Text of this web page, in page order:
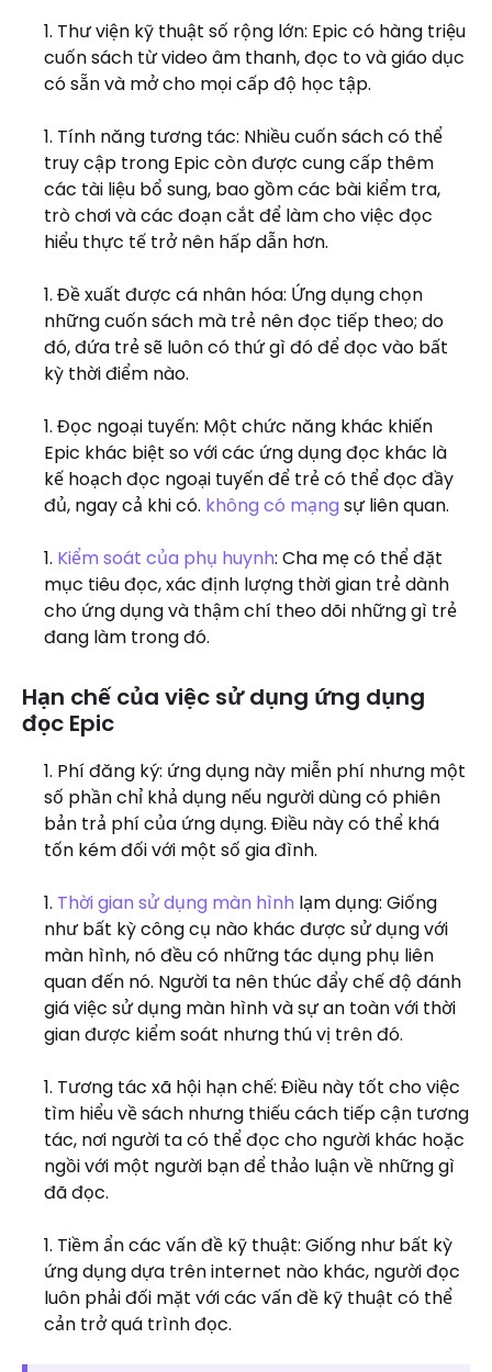
Thư viện kỹ thuật số rộng lớn: Epic có hàng triệu
cuốn sách từ video âm thanh, đọc to và giáo dục
có sẵn và mở cho mọi cấp độ học tập.
Tính năng tương tác: Nhiều cuốn sách có thể
truy cập trong Epic còn được cung cấp thêm
các tài liệu bổ sung, bao gồm các bài kiểm tra,
trò chơi và các đoạn cắt để làm cho việc đọc
hiểu thực tế trở nên hấp dẫn hơn.
Đề xuất được cá nhân hóa: Ứng dụng chọn
những cuốn sách mà trẻ nên đọc tiếp theo; do
đó, đứa trẻ sẽ luôn có thứ gì đó để đọc vào bất
kỳ thời điểm nào.
Đọc ngoại tuyến: Một chức năng khác khiến
Epic khác biệt so với các ứng dụng đọc khác là
kế hoạch đọc ngoại tuyến để trẻ có thể đọc đầy
đủ, ngay cả khi có. không có mạng sự liên quan.
Kiểm soát của phụ huynh: Cha mẹ có thể đặt
mục tiêu đọc, xác định lượng thời gian trẻ dành
cho ứng dụng và thậm chí theo dõi những gì trẻ
đang làm trong đó.
Hạn chế của việc sử dụng ứng dụng
đọc Epic
Phí đăng ký: ứng dụng này miễn phí nhưng một
số phần chỉ khả dụng nếu người dùng có phiên
bản trả phí của ứng dụng. Điều này có thể khá
tốn kém đối với một số gia đình.
Thời gian sử dụng màn hình lạm dụng: Giống
như bất kỳ công cụ nào khác được sử dụng với
màn hình, nó đều có những tác dụng phụ liên
quan đến nó. Người ta nên thúc đẩy chế độ đánh
giá việc sử dụng màn hình và sự an toàn với thời
gian được kiểm soát nhưng thú vị trên đó.
Tương tác xã hội hạn chế: Điều này tốt cho việc
tìm hiểu về sách nhưng thiếu cách tiếp cận tương
tác, nơi người ta có thể đọc cho người khác hoặc
ngồi với một người bạn để thảo luận về những gì
đã đọc.
Tiềm ẩn các vấn đề kỹ thuật: Giống như bất kỳ
ứng dụng dựa trên internet nào khác, người đọc
luôn phải đối mặt với các vấn đề kỹ thuật có thể
cản trở quá trình đọc.